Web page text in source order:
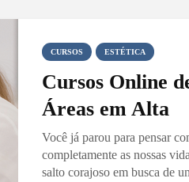
CURSOS ESTÉTICA
Cursos Online
Áreas em Alta
Você já parou para pensar
completamente as nossas
salto corajoso em busca de